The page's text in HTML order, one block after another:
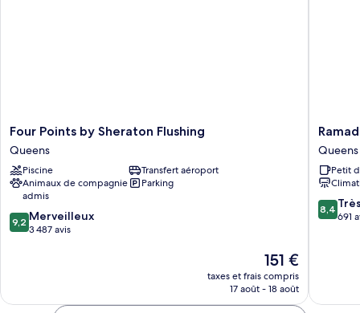
Four
Points
by
Sheraton
Flushing
Queens
Four Points by Sheraton Flushing
Queens
Piscine
Transfert aéroport
Animaux de compagnie
admis
Parking
9.2
sur
9,2 Merveilleux
3 487 avis
Le
nouveau
prix
151 €
taxes et frais compris
17 août - 18 août
Ramada
by
Flushing
Queens
Queens
Queens
Petit
8.4
sur
8,4
691